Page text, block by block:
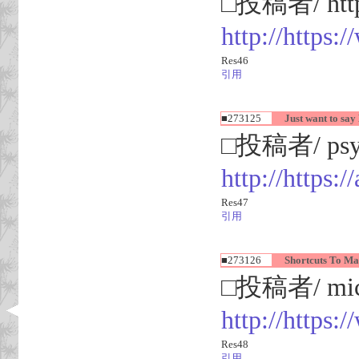
http://
Res46
引用
■273125 Just want to say
□投稿者/
http://
Res47
引用
■273126 Shortcuts To
□投稿者/
http://https://
Res48